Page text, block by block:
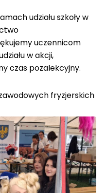
udziału szkoły w
uczennicom
w akcji,
czas pozalekcyjny.
fryzjerskich